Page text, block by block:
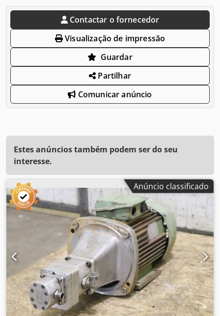
Contactar o fornecedor
Visualização de impressão
Guardar
Partilhar
Comunicar anúncio
Estes anúncios também podem ser do seu
interesse.
Anúncio classificado